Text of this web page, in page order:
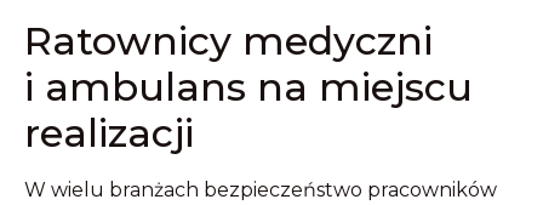
Ratownicy medyczni
i ambulans na miejscu
realizacji
W wielu branżach bezpieczeństwo pracowników